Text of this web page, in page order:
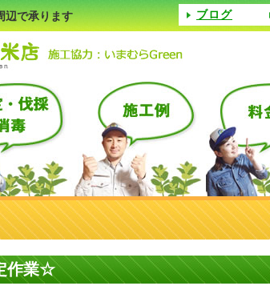
辺で承ります ブログ
作業☆